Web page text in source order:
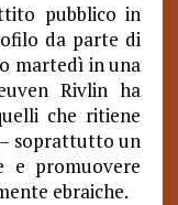
pubblico in
da parte di
martedì in una
Rivlin ha
che ritiene
soprattutto un
e promuovere
ebraiche.